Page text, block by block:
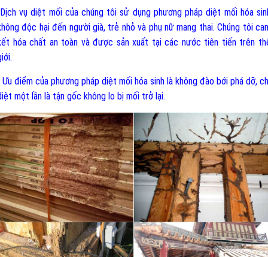
vụ diệt mối của chúng tôi sử dụng phương pháp diệt mối hóa
độc hại đến người già, trẻ nhỏ và phụ nữ mang thai. Chúng tôi
hóa chất an toàn và được sản xuất tại các nước tiên tiến trên
Ưu điểm của phương pháp diệt mối hóa sinh là không đào bới phá dỡ,
một lần là tận gốc không lo bị mối trở lại.